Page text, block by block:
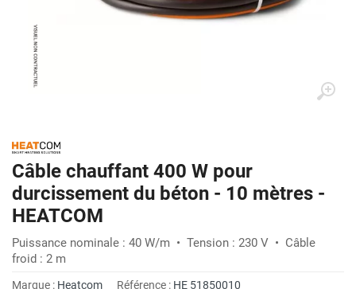
Câble chauffant 400 W pour
durcissement du béton - 10 mètres -
HEATCOM
Puissance nominale : 40 W/m • Tension : 230 V • Câble
froid : 2 m
Marque : Heatcom Référence : HE 51850010